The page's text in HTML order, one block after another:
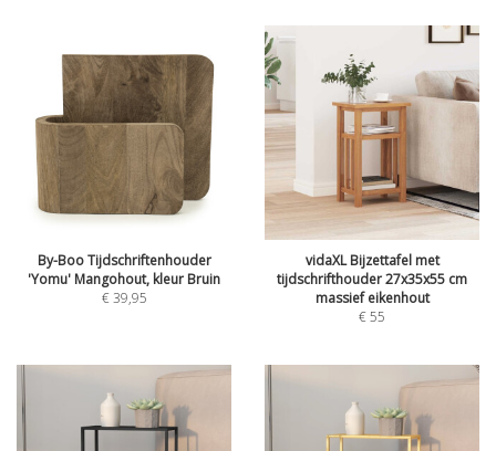
By-Boo Tijdschriftenhouder
'Yomu' Mangohout, kleur Bruin
€39,95
vidaXL Bijzettafel met
tijdschrifthouder 27x35x55 cm
massief eikenhout
€55